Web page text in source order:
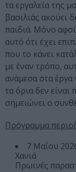
τα εργαλεία της
βασιλιάς ακούει
παιδιά. Μόνο
αυτό ότι έχει
που το κάνει
με έναν τρόπο,
ανάμεσα στα έργα
τα όρια δεν είναι
σημειώνει ο
Πρόγραμμα
7 Μαΐου
Χανιά
Πρωινές